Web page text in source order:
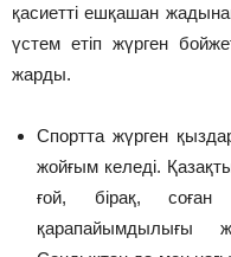
қасиетті ешқашан
үстем етіп жүрген
жарды.
Спортта жүрген
жойғым келеді.
ғой, бірақ, соған
қарапайымдылығы